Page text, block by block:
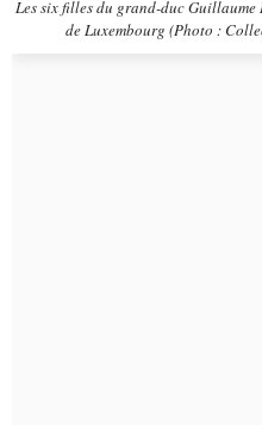
Les six filles du grand-duc
de Luxembourg (Photo :